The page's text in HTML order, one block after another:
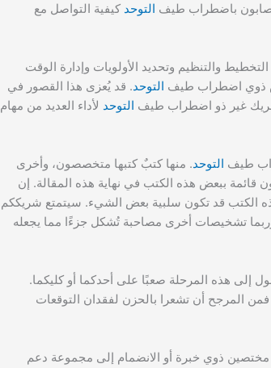
باضطراب طيف التوحد كيفية التواصل مع
والتنظيم وتحديد الأولويات وإدارة الوقت
ذوي اضطراب طيف التوحد. قد يُعزى هذا القصور في
غير ذو اضطراب طيف التوحد لأداء العديد من مهام
طيف التوحد. منها كتبٌ كتبها متخصصون، وأخرى
قائمة ببعض هذه الكتب في نهاية هذه المقالة. إن
الكتب قد تكون سلبية بعض الشيء. سيتمتع شريككم
وربما تشخيصات أخرى مصاحبة تُشكل جزءًا مما يجعله
إلى هذه المرحلة صعبًا على أحدكما أو كليكما.
المرجح أن تشعرا بالحزن لفقدان التوقعات
ذوي خبرة أو الانضمام إلى مجموعة دعم